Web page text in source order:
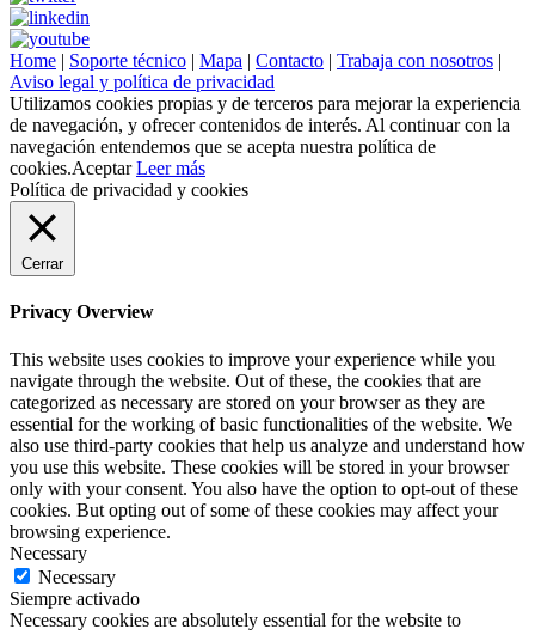
Home | Soporte técnico | Mapa | Contacto | Trabaja con nosotros |
Aviso legal y política de privacidad
Utilizamos cookies propias y de terceros para mejorar la experiencia
de navegación, y ofrecer contenidos de interés. Al continuar con la
navegación entendemos que se acepta nuestra política de
cookies.Aceptar Leer más
Política de privacidad y cookies
Cerrar
Privacy Overview
This website uses cookies to improve your experience while you
navigate through the website. Out of these, the cookies that are
categorized as necessary are stored on your browser as they are
essential for the working of basic functionalities of the website. We
also use third-party cookies that help us analyze and understand how
you use this website. These cookies will be stored in your browser
only with your consent. You also have the option to opt-out of these
cookies. But opting out of some of these cookies may affect your
browsing experience.
Necessary
Necessary
Siempre activado
Necessary cookies are absolutely essential for the website to